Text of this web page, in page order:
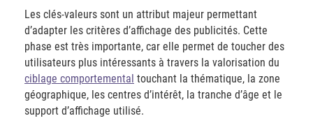
Les clés-valeurs sont un attribut majeur permettant
d’adapter les critères d’affichage des publicités. Cette
phase est très importante, car elle permet de toucher des
utilisateurs plus intéressants à travers la valorisation du
ciblage comportemental touchant la thématique, la zone
géographique, les centres d’intérêt, la tranche d’âge et le
support d’affichage utilisé.